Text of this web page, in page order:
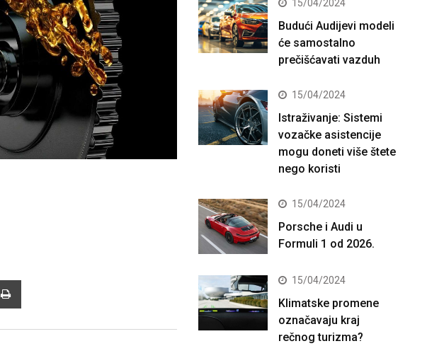
15/04/2024
Budući Audijevi modeli
će samostalno
prečišćavati vazduh
15/04/2024
Istraživanje: Sistemi
vozačke asistencije
mogu doneti više štete
nego koristi
15/04/2024
Porsche i Audi u
Formuli 1 od 2026.
15/04/2024
Klimatske promene
označavaju kraj
rečnog turizma?